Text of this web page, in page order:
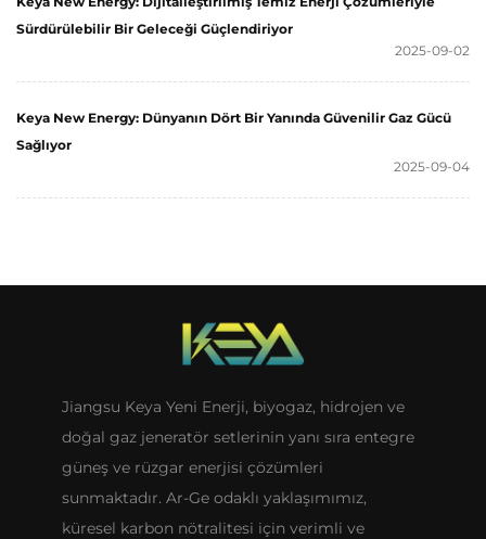
Sürdürülebilir Bir Geleceği Güçlendiriyor
2025-09-02
Keya New Energy: Dünyanın Dört Bir Yanında Güvenilir Gaz Gücü
Sağlıyor
2025-09-04
Jiangsu Keya Yeni Enerji, biyogaz, hidrojen ve
doğal gaz jeneratör setlerinin yanı sıra entegre
güneş ve rüzgar enerjisi çözümleri
sunmaktadır. Ar-Ge odaklı yaklaşımımız,
küresel karbon nötralitesi için verimli ve